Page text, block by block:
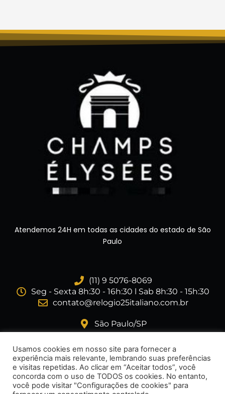
Atendemos 24H em todas as cidades do estado de São
Paulo
(11) 9 5076-8069
Seg - Sexta 8h:30 - 16h:30 l Sab 8h:30 - 15h:30
contato@relogio25italiano.com.br
São Paulo/SP
n
s
t
a
a
c
e
b
Usamos cookies em nosso site para fornecer a
experiência mais relevante, lembrando suas preferências
e visitas repetidas. Ao clicar em “Aceitar todos”, você
concorda com o uso de TODOS os cookies. No entanto,
você pode visitar "Configurações de cookies" para